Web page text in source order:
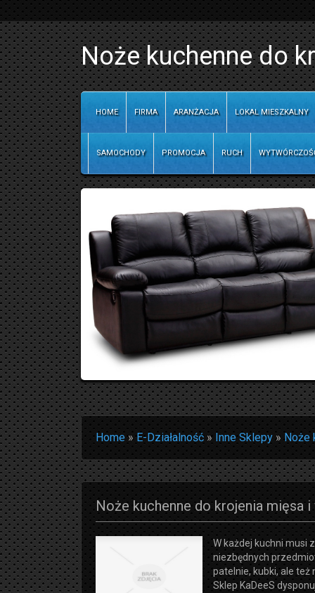
Noże kuchenne do
HOME FIRMA ARANŻACJA LOKAL MIESZKALNY
SAMOCHODY PROMOCJA RUCH
Home»E-Działalność » Inne Sklepy » Noże
Noże kuchenne do krojenia mięsa
W każdej kuchni musi
niezbędnych
patelnie, kubki, ale też
Sklep KaDeeS